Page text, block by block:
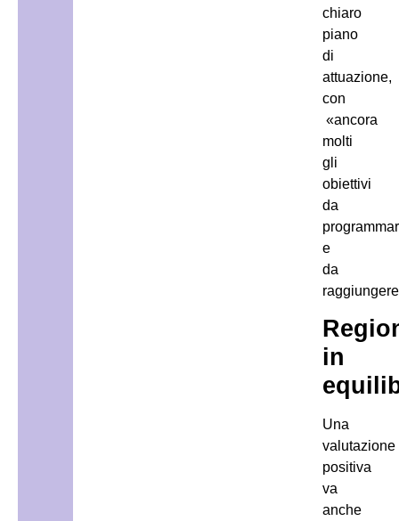
chiaro
piano
di
attuazione,
con
«ancora
molti
gli
obiettivi
da
e
da
in
Una
valutazione
positiva
va
anche